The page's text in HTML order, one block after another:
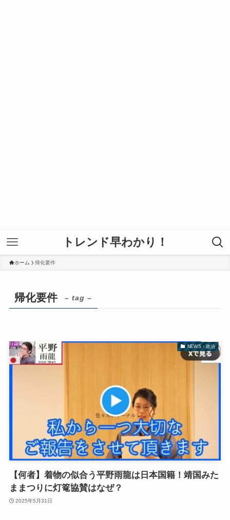
トレンド早わかり！
ホーム 帰化要件
帰化要件 – tag –
NEWS・政治
【何者】着物の似合う平野雨龍は日本国籍！靖国みた
ままつりに灯篭協賛はなぜ？
2025年5月31日